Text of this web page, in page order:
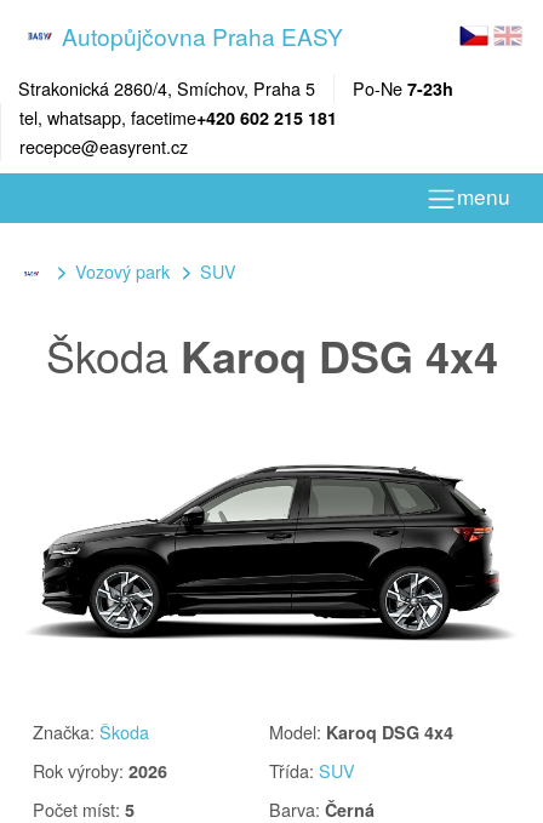
Autopůjčovna Praha EASY
Strakonická 2860/4, Smíchov, Praha 5 Po-Ne 7-23h
tel, whatsapp, facetime+420 602 215 181
recepce@easyrent.cz
menu
Vozový park SUV
Škoda Karoq DSG 4x4
Značka: Škoda Model: Karoq DSG 4x4
Rok výroby: 2026 Třída:SUV
Počet míst: 5 Barva:Černá